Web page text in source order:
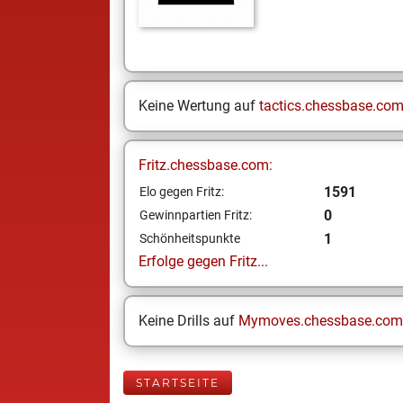
Keine Wertung auf tactics.chessbase.com
Fritz.chessbase.com:
Elo gegen Fritz: 1591
Gewinnpartien Fritz: 0
Schönheitspunkte
1
Erfolge gegen Fritz...
Keine Drills auf Mymoves.chessbase.com
STARTSEITE